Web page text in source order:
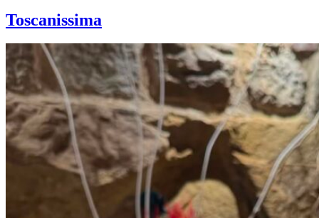
Toscanissima